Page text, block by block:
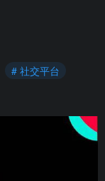
# 社交平台